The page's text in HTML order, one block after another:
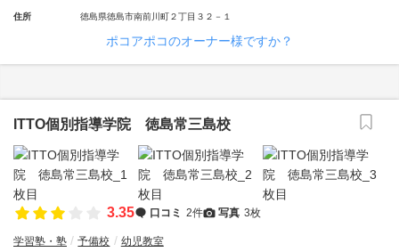
住所 徳島県徳島市南前川町２丁目３２－１
ポコアポコのオーナー様ですか？
ITTO個別指導学院 徳島常三島校
3.35 口コミ 2件 写真 3枚
学習塾・塾 予備校 幼児教室